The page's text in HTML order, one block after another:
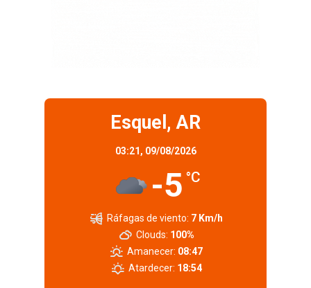
Esquel, AR
03:21, 09/08/2026
-5 °C
Ráfagas de viento: 7 Km/h
Clouds: 100%
Amanecer: 08:47
Atardecer: 18:54